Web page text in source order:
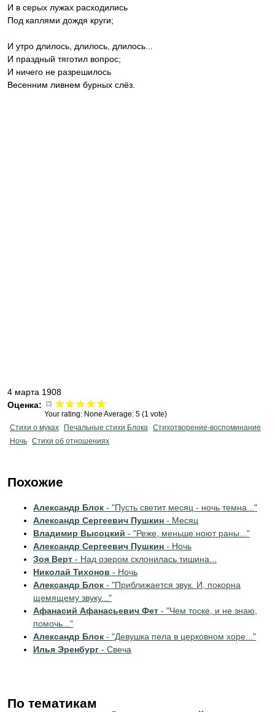
И в серых лужах расходились
Под каплями дождя круги;
И утро длилось, длилось, длилось...
И праздный тяготил вопрос;
И ничего не разрешилось
Весенним ливнем бурных слёз.
4 марта 1908
Оценка:
Your rating: None Average: 5 (1 vote)
Стихи о муках
Печальные стихи Блока Стихотворение-воспоминание
Ночь Стихи об отношениях
Похожие
Александр Блок - "Пусть светит месяц - ночь темна..."
Александр Сергеевич Пушкин - Месяц
Владимир Высоцкий - "Реже, меньше ноют раны..."
Александр Сергеевич Пушкин - Ночь
Зоя Верт - Над озером склонилась тишина...
Николай Тихонов - Ночь
Александр Блок - "Приближается звук. И, покорна
щемящему звуку..."
Афанасий Афанасьевич Фет - "Чем тоске, и не знаю,
помочь..."
Александр Блок - "Девушка пела в церковном хоре..."
Илья Эренбург - Свеча
По тематикам